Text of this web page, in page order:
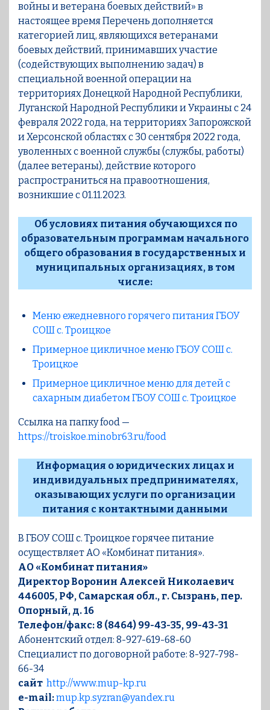
войны и ветерана боевых действий» в
настоящее время Перечень дополняется
категорией лиц, являющихся ветеранами
боевых действий, принимавших участие
(содействующих выполнению задач) в
специальной военной операции на
территориях Донецкой Народной Республики,
Луганской Народной Республики и Украины с 24
февраля 2022 года, на территориях Запорожской
и Херсонской областях с 30 сентября 2022 года,
уволенных с военной службы (службы, работы)
(далее ветераны), действие которого
распространиться на правоотношения,
возникшие с 01.11.2023.
Об условиях питания обучающихся по
образовательным программам начального
общего образования в государственных и
муниципальных организациях, в том
числе:
Меню ежедневного горячего питания ГБОУ
СОШ с. Троицкое
Примерное цикличное меню ГБОУ СОШ с.
Троицкое
Примерное цикличное меню для детей с
сахарным диабетом ГБОУ СОШ с. Троицкое
Ссылка на папку food —
https://troiskoe.minobr63.ru/food
Информация о юридических лицах и
индивидуальных предпринимателях,
оказывающих услуги по организации
питания с контактными данными
В ГБОУ СОШ с. Троицкое горячее питание
осуществляет АО «Комбинат питания».
АО «Комбинат питания»
Директор Воронин Алексей Николаевич
446005, РФ, Самарская обл., г. Сызрань, пер.
Опорный, д. 16
Телефон/факс: 8 (8464) 99-43-35, 99-43-31
Абонентский отдел: 8-927-619-68-60
Специалист по договорной работе: 8-927-798-
66-34
сайт http://www.mup-kp.ru
e-mail:mup.kp.syzran@yandex.ru